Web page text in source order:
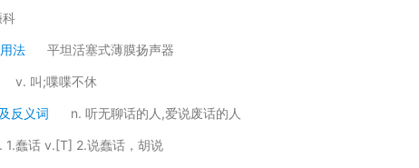
科
法 平坦活塞式薄膜扬声器
v. 叫;喋喋不休
反义词 n. 听无聊话的人,爱说废话的人
1.蠢话 v.[T] 2.说蠢话，胡说